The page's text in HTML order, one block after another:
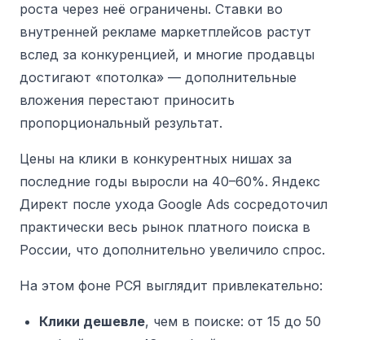
роста через неё ограничены. Ставки во
внутренней рекламе маркетплейсов растут
вслед за конкуренцией, и многие продавцы
достигают «потолка» — дополнительные
вложения перестают приносить
пропорциональный результат.
Цены на клики в конкурентных нишах за
последние годы выросли на 40–60%. Яндекс
Директ после ухода Google Ads сосредоточил
практически весь рынок платного поиска в
России, что дополнительно увеличило спрос.
На этом фоне РСЯ выглядит привлекательно:
Клики дешевле, чем в поиске: от 15 до 50